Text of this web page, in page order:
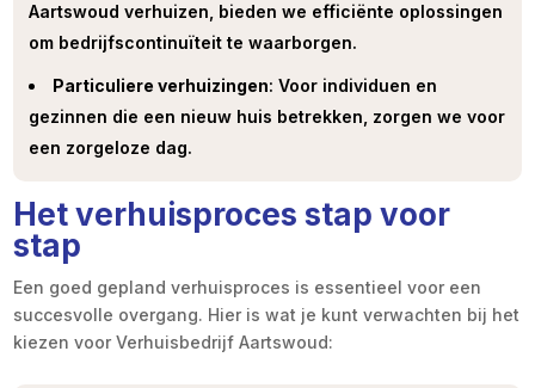
Aartswoud verhuizen, bieden we efficiënte oplossingen
om bedrijfscontinuïteit te waarborgen.​
Particuliere verhuizingen: Voor individuen en
gezinnen die een nieuw huis betrekken, zorgen we voor
een zorgeloze dag.​
Het verhuisproces stap voor
stap
Een goed gepland verhuisproces is essentieel voor een
succesvolle overgang.​ Hier is wat je kunt verwachten bij het
kiezen voor Verhuisbedrijf Aartswoud: